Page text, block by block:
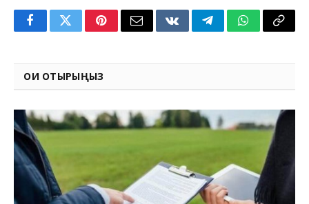
FacebookTwitterPinterestEmail VKontakteTelegramWhatsApp
Copy
ОҚИ ОТЫРЫҢЫЗ